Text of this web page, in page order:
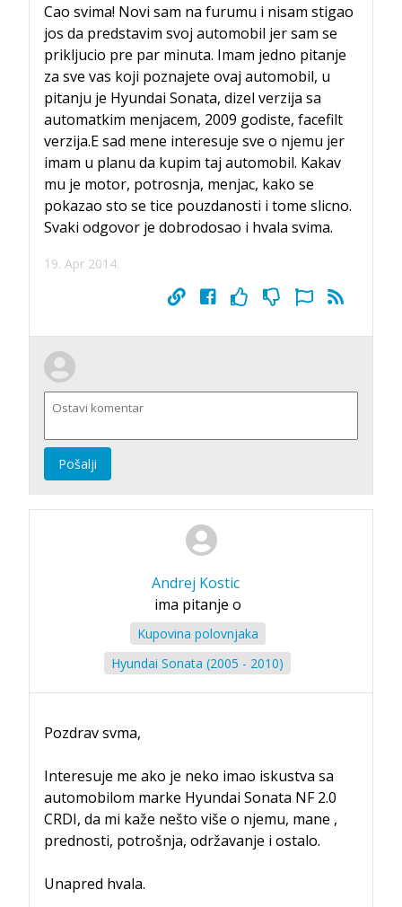
Cao svima! Novi sam na furumu i nisam stigao
jos da predstavim svoj automobil jer sam se
prikljucio pre par minuta. Imam jedno pitanje
za sve vas koji poznajete ovaj automobil, u
pitanju je Hyundai Sonata, dizel verzija sa
automatkim menjacem, 2009 godiste, facefilt
verzija.E sad mene interesuje sve o njemu jer
imam u planu da kupim taj automobil. Kakav
mu je motor, potrosnja, menjac, kako se
pokazao sto se tice pouzdanosti i tome slicno.
Svaki odgovor je dobrodosao i hvala svima.
19. Apr 2014.
Pošalji
Andrej Kostic
ima pitanje o
Kupovina polovnjaka
Hyundai Sonata (2005 - 2010)
Pozdrav svma,
Interesuje me ako je neko imao iskustva sa
automobilom marke Hyundai Sonata NF 2.0
CRDI, da mi kaže nešto više o njemu, mane ,
prednosti, potrošnja, održavanje i ostalo.
Unapred hvala.